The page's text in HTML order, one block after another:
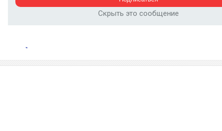
Скрыть это сообщение